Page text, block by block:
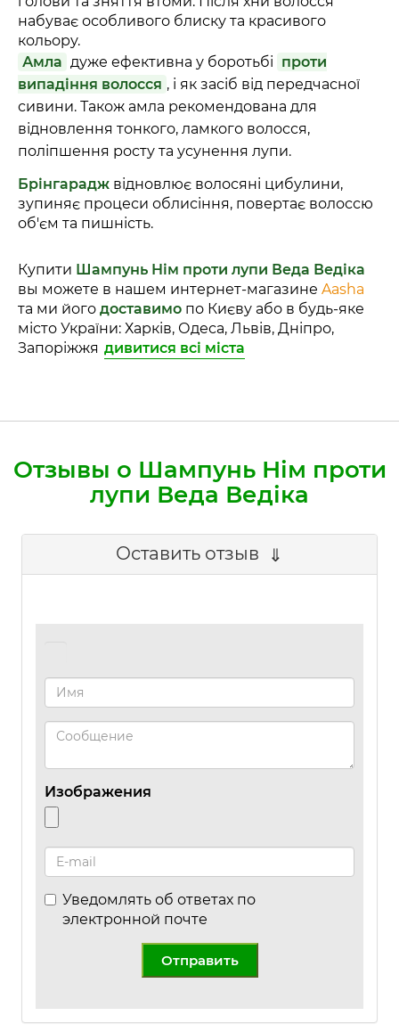
набуває особливого блиску та красивого
кольору.
Амла дуже ефективна у боротьбі проти
випадіння волосся , і як засіб від передчасної
сивини. Також амла рекомендована для
відновлення тонкого, ламкого волосся,
поліпшення росту та усунення лупи.
Брінгарадж відновлює волосяні цибулини,
зупиняє процеси облисіння, повертає волоссю
об'єм та пишність.
Купити Шампунь Нім проти лупи Веда Ведіка
вы можете в нашем интернет-магазине Aasha
та ми його доставимо по Києву або в будь-яке
місто України: Харків, Одеса, Львів, Дніпро,
Запоріжжя дивитися всі міста
Отзывы о Шампунь Нім проти
лупи Веда Ведіка
Оставить отзыв
Изображения
Уведомлять об ответах по
электронной почте
Отправить